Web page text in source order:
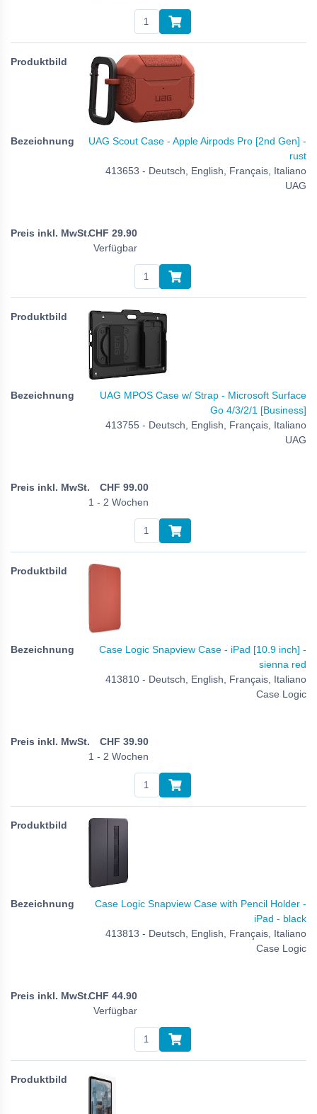
UAG Scout Case - Apple Airpods Pro [2nd Gen] -
rust
413653 - Deutsch, English, Français, Italiano
UAG
CHF 29.90
Verfügbar
UAG MPOS Case w/ Strap - Microsoft Surface
Go 4/3/2/1 [Business]
413755 - Deutsch, English, Français, Italiano
UAG
CHF 99.00
1 - 2 Wochen
Case Logic Snapview Case - iPad [10.9 inch] -
sienna red
413810 - Deutsch, English, Français, Italiano
Case Logic
CHF 39.90
1 - 2 Wochen
Case Logic Snapview Case with Pencil Holder -
iPad - black
413813 - Deutsch, English, Français, Italiano
Case Logic
CHF 44.90
Verfügbar